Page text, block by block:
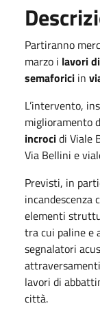
Partiranno
marzo i lavori
semaforici in
L’intervento,
miglioramento
incrocidi Viale
Via Bellini e
Previsti, in
incandescenza
elementi
tra cui paline e
segnalatori
lavori di
città.